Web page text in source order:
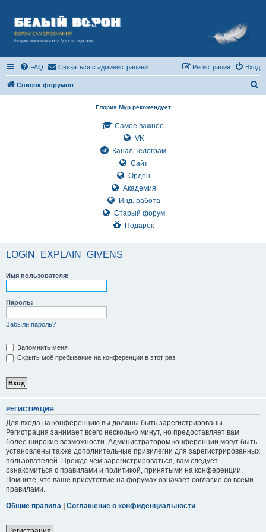
FAQ Связаться с администрацией Вход
Регистрация
Список форумов
Глория Мур рекомендует
Самое важное
VK
Канал Телеграм
Сайт
Орден
Академия
Инд. работа
Старый форум
Подарок
LOGIN_EXPLAIN_GIVENS
Имя пользователя:
Пароль:
Забыли пароль?
Запомнить меня
Скрыть моё пребывание на конференции в этот раз
РЕГИСТРАЦИЯ
Для входа на конференцию вы должны быть зарегистрированы.
Регистрация занимает всего несколько минут, но предоставляет вам
более широкие возможности. Администратором конференции могут быть
установлены также дополнительные привилегии для зарегистрированных
пользователей. Прежде чем зарегистрироваться, вам следует
ознакомиться с правилами и политикой, принятыми на конференции.
Помните, что ваше присутствие на форумах означает согласие со всеми
правилами.
Общие правила
Соглашение о конфиденциальности